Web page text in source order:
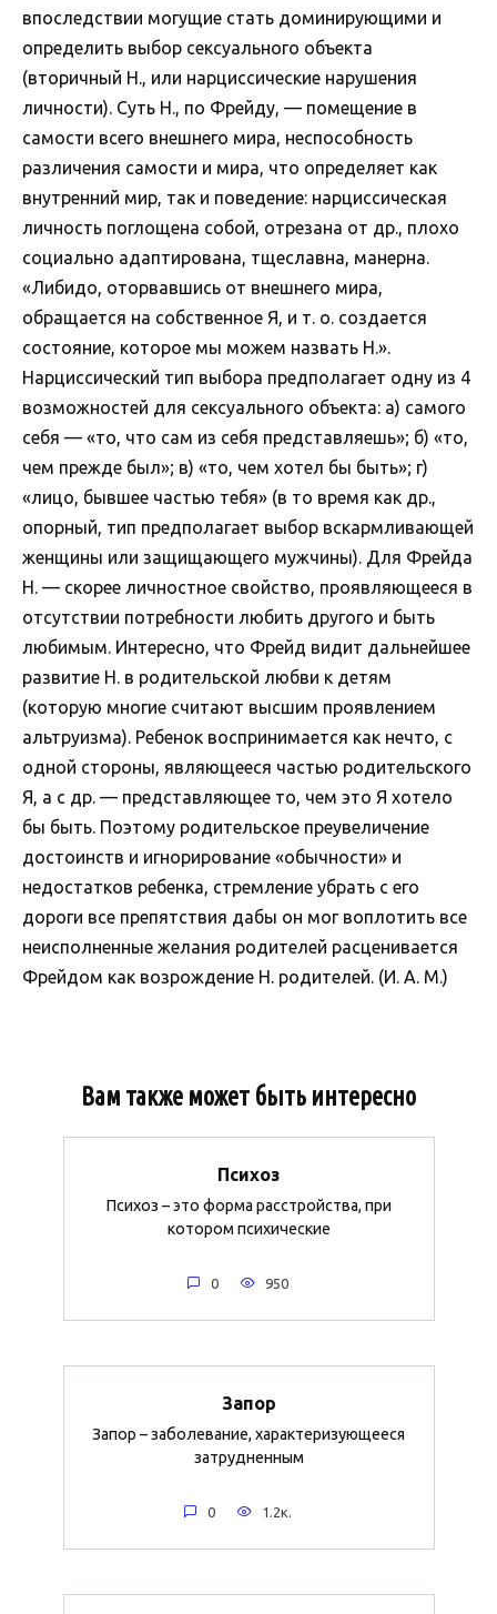
впоследствии могущие стать доминирующими и
определить выбор сексуального объекта
(вторичный Н., или нарциссические нарушения
личности). Суть Н., по Фрейду, — помещение в
самости всего внешнего мира, неспособность
различения самости и мира, что определяет как
внутренний мир, так и поведение: нарциссическая
личность поглощена собой, отрезана от др., плохо
социально адаптирована, тщеславна, манерна.
«Либидо, оторвавшись от внешнего мира,
обращается на собственное Я, и т. о. создается
состояние, которое мы можем назвать Н.».
Нарциссический тип выбора предполагает одну из 4
возможностей для сексуального объекта: а) самого
себя — «то, что сам из себя представляешь»; б) «то,
чем прежде был»; в) «то, чем хотел бы быть»; г)
«лицо, бывшее частью тебя» (в то время как др.,
опорный, тип предполагает выбор вскармливающей
женщины или защищающего мужчины). Для Фрейда
Н. — скорее личностное свойство, проявляющееся в
отсутствии потребности любить другого и быть
любимым. Интересно, что Фрейд видит дальнейшее
развитие Н. в родительской любви к детям
(которую многие считают высшим проявлением
альтруизма). Ребенок воспринимается как нечто, с
одной стороны, являющееся частью родительского
Я, а с др. — представляющее то, чем это Я хотело
бы быть. Поэтому родительское преувеличение
достоинств и игнорирование «обычности» и
недостатков ребенка, стремление убрать с его
дороги все препятствия дабы он мог воплотить все
неисполненные желания родителей расценивается
Фрейдом как возрождение Н. родителей. (И. А. М.)
Вам также может быть интересно
Психоз
Психоз – это форма расстройства, при
котором психические
0 950
Запор
Запор – заболевание, характеризующееся
затрудненным
0 1.2к.